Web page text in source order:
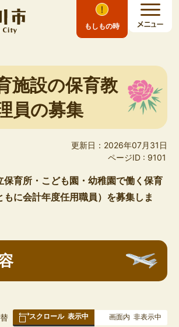
もしもの時
施設の保育教
員の募集
更新日：2026年07月31日
ページID : 9101
保育所・こども園・幼稚園で働く保育
に会計年度任用職員）を募集しま
スクロール 表示中 画面内 非表示中